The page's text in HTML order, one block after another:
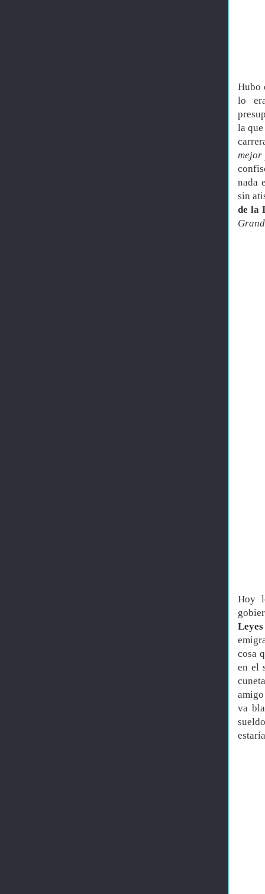
Hubo
lo
la
mejor
nada
sin
de la
Hoy
cosa
en el
va